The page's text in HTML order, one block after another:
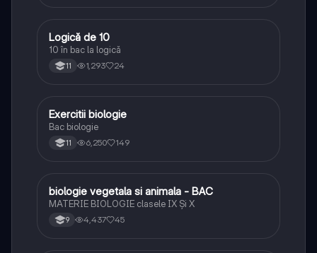
Logică
Logică de 10
10 în bac la logică
11 1,293 24
Biologie
Exercitii biologie
Bac biologie
11 6,250 149
Biologie
biologie vegetala si animala - BAC
MATERIE BIOLOGIE clasele IX Şi X
9 4,437 45